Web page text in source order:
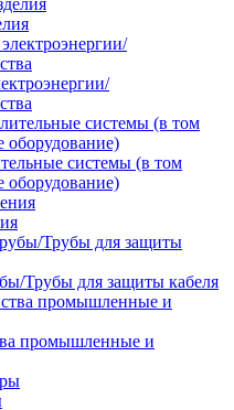
системы (в том
оборудование)
Трубы для защиты кабеля
промышленные и